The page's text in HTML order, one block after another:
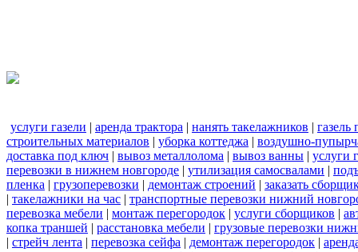
услуги газели | аренда трактора | нанять такелажников |
строительных материалов | уборка коттеджа | воздушно-
доставка под ключ | вывоз металлолома | вывоз ванны | услуги
перевозки в нижнем новгороде | утилизация самосвалами |
пленка | грузоперевозки | демонтаж строений | заказать
| такелажники на час | транспортные перевозки нижний
перевозка мебели | монтаж перегородок | услуги сборщиков |
копка траншей | расстановка мебели | грузовые перевозки
| стрейч лента | перевозка сейфа | демонтаж перегородок |